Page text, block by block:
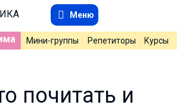
Меню
Мини-группы Репетиторы Курсы
почитать и